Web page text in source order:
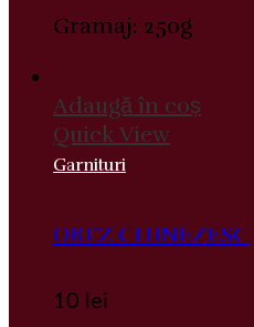
Gramaj: 250g
Adaugă în coș
Quick View
Garnituri
OREZ CHINEZESC
10 lei